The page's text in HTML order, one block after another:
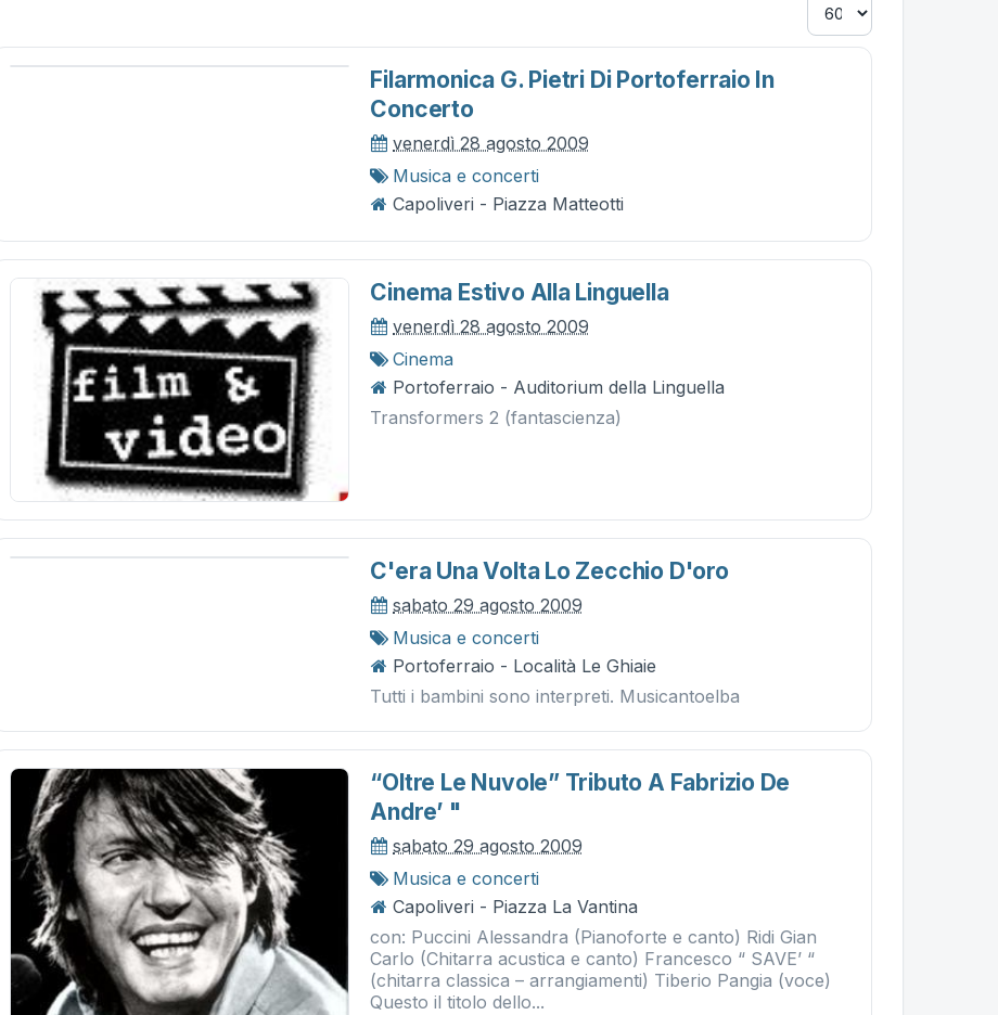
Filarmonica G. Pietri Di Portoferraio In
Concerto
venerdì 28 agosto 2009
Musica e concerti
Capoliveri - Piazza Matteotti
Cinema Estivo Alla Linguella
venerdì 28 agosto 2009
Cinema
Portoferraio - Auditorium della Linguella
Transformers 2 (fantascienza)
C'era Una Volta Lo Zecchio D'oro
sabato 29 agosto 2009
Musica e concerti
Portoferraio - Località Le Ghiaie
Tutti i bambini sono interpreti. Musicantoelba
“oltre Le Nuvole” Tributo A Fabrizio De
Andre’ "
sabato 29 agosto 2009
Musica e concerti
Capoliveri - Piazza La Vantina
con: Puccini Alessandra (Pianoforte e canto) Ridi Gian
Carlo (Chitarra acustica e canto) Francesco “ SAVE’ “
(chitarra classica – arrangiamenti) Tiberio Pangia (voce)
Questo il titolo dello...